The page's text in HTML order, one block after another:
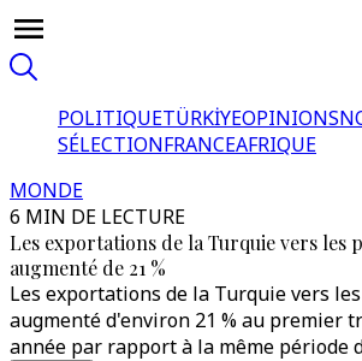
POLITIQUETÜRKİYEOPINIONS
SÉLECTIONFRANCEAFRIQUE
MONDE
6 MIN DE LECTURE
Les exportations de la Turquie vers les
augmenté de 21 %
Les exportations de la Turquie vers
augmenté d'environ 21 % au premier
année par rapport à la même période